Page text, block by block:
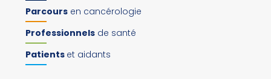
Parcours en cancérologie
Professionnels de santé
Patients et aidants